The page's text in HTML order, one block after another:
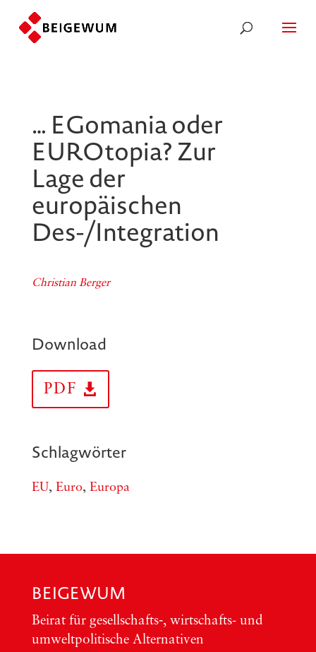
… EGomania oder
EUROtopia? Zur
Lage der
europäischen
Des-/Integration
Christian Berger
Download
PDF
Schlagwörter
EU, Euro, Europa
BEIGEWUM
Bei­rat für gesellschafts‑, wirt­schafts- und
umwelt­po­li­ti­sche Alter­na­ti­ven